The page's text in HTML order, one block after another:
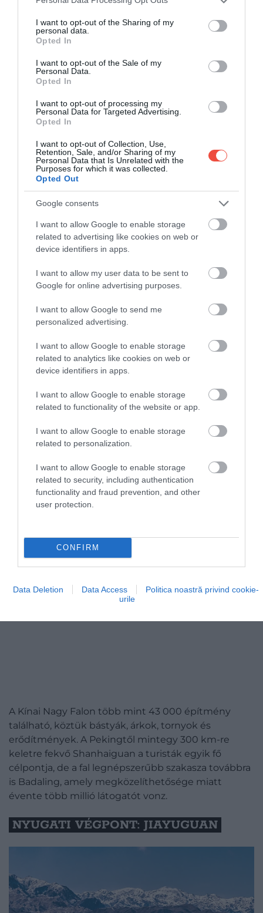
not limited to your visit or usage behaviour. You may click to
grant or deny consent to Google and its third-party tags to
use your data for below specified purposes in below Google
consent section.
I want to opt-out of the Sharing of my
personal data.
Opted In
I want to opt-out of the Sale of my
Personal Data.
Opted In
I want to opt-out of processing my
Personal Data for Targeted Advertising.
Opted In
I want to opt-out of Collection, Use,
Retention, Sale, and/or Sharing of my
Personal Data that Is Unrelated with the
Purposes for which it was collected.
Opted Out
Google consents
I want to allow Google to enable storage
related to advertising like cookies on web or
device identifiers in apps.
I want to allow my user data to be sent to
Google for online advertising purposes.
I want to allow Google to send me
personalized advertising.
I want to allow Google to enable storage
related to analytics like cookies on web or
device identifiers in apps.
I want to allow Google to enable storage
related to functionality of the website or app.
I want to allow Google to enable storage
related to personalization.
I want to allow Google to enable storage
related to security, including authentication
functionality and fraud prevention, and other
user protection.
CONFIRM
Data Deletion Data Access
Politica noastră privind cookie-
urile
KELETI VÉGPONT: SHANHAIGUAN ÉS
LAOLONGTOU
A Kínai Nagy Falon több mint 43 000 építmény
található, köztük bástyák, árkok, tornyok és
erődítmények. A Pekingtől mintegy 300 km-re
keletre fekvő Shanhaiguan a turisták egyik fő
célpontja, de a fal legnépszerűbb szakasza továbbra
is Badaling, amely megközelíthetősége miatt
évente több millió látogatót vonz.
NYUGATI VÉGPONT: JIAYUGUAN